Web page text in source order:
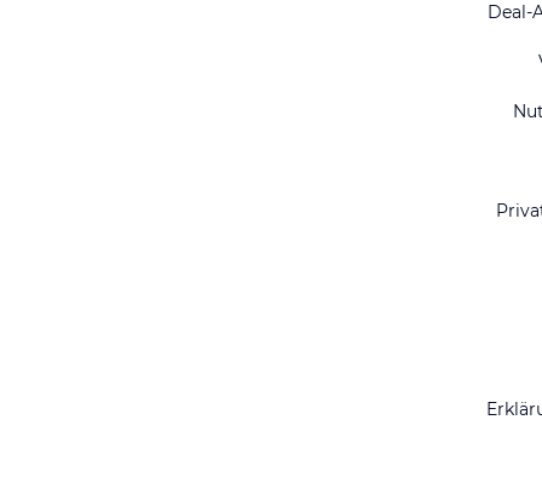
Deal-